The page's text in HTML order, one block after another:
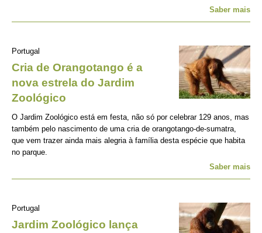
Saber mais
Portugal
Cria de Orangotango é a
nova estrela do Jardim
Zoológico
O Jardim Zoológico está em festa, não só por celebrar 129 anos, mas
também pelo nascimento de uma cria de orangotango-de-sumatra,
que vem trazer ainda mais alegria à família desta espécie que habita
no parque.
Saber mais
Portugal
Jardim Zoológico lança